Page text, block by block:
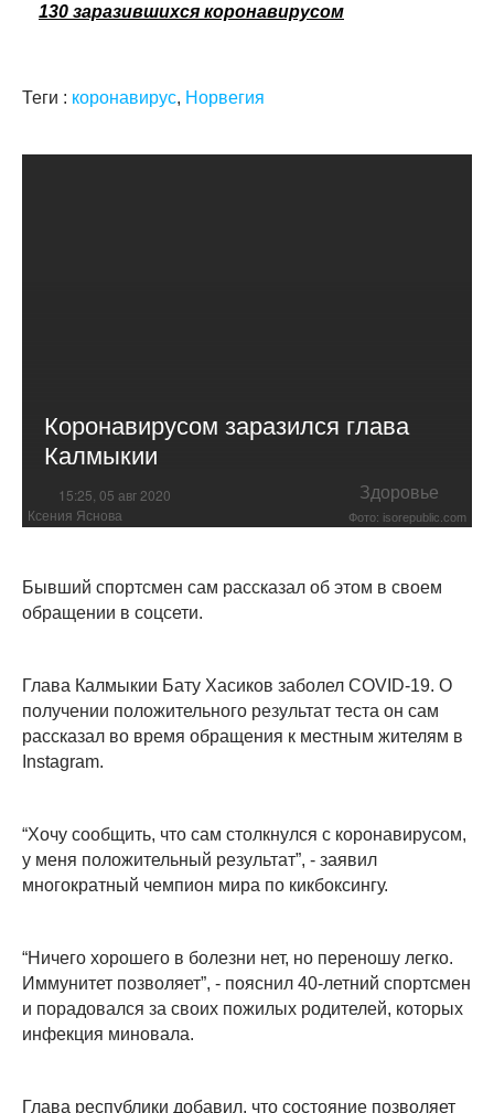
130 заразившихся коронавирусом
Теги : коронавирус, Норвегия
Коронавирусом заразился глава
Калмыкии
15:25, 05 авг 2020 Здоровье
Ксения Яснова Фото: isorepublic.com
Бывший спортсмен сам рассказал об этом в своем
обращении в соцсети.
Глава Калмыкии Бату Хасиков заболел COVID-19. О
получении положительного результат теста он сам
рассказал во время обращения к местным жителям в
Instagram.
“Хочу сообщить, что сам столкнулся с коронавирусом,
у меня положительный результат”, - заявил
многократный чемпион мира по кикбоксингу.
“Ничего хорошего в болезни нет, но переношу легко.
Иммунитет позволяет”, - пояснил 40-летний спортсмен
и порадовался за своих пожилых родителей, которых
инфекция миновала.
Глава республики добавил, что состояние позволяет